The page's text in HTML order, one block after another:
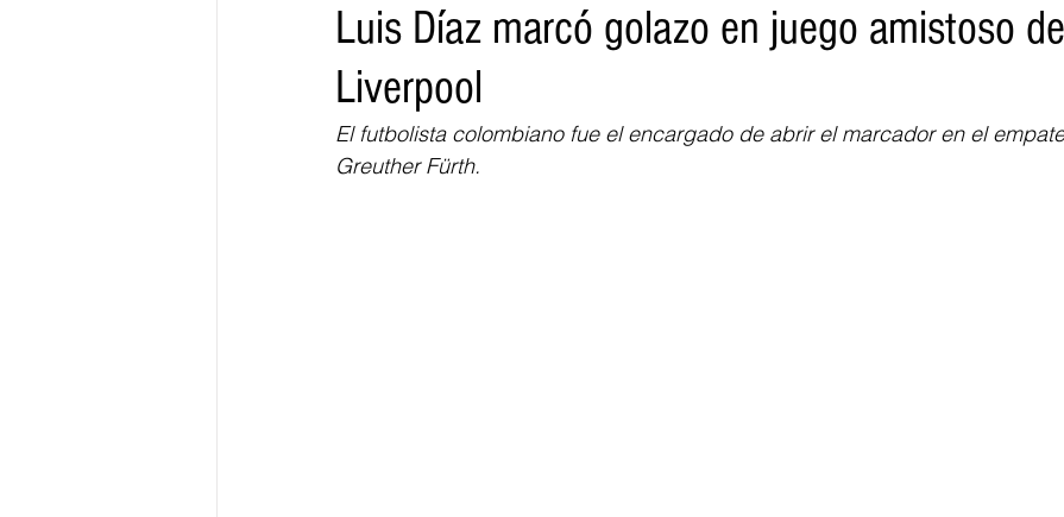
Bloggeros
Educación
Luis Díaz marcó golazo en juego amistoso de
Liverpool
El futbolista colombiano fue el encargado de abrir el marcador en el
Greuther Fürth.